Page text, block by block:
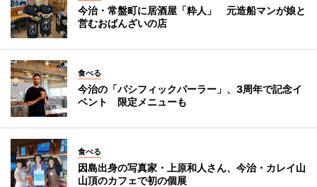
今治・常盤町に居酒屋「粋人」 元造船マンが娘と
営むおばんざいの店
食べる
今治の「パシフィックパーラー」、3周年で記念イ
ベント 限定メニューも
食べる
因島出身の写真家・上原和人さん、今治・カレイ山
山頂のカフェで初の個展